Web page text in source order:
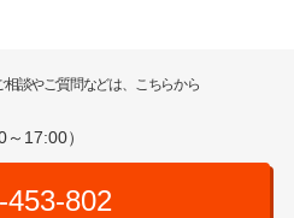
談やご質問などは、こちらから
17:00）
453-802